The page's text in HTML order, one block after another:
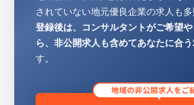
されていない地元優良企業の求人も
登録後は、コンサルタントがご希望
ら、非公開求人も含めてあなたに合
す。